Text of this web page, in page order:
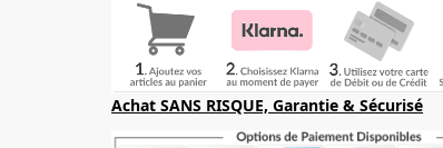
Achat SANS RISQUE, Garantie & Sécurisé